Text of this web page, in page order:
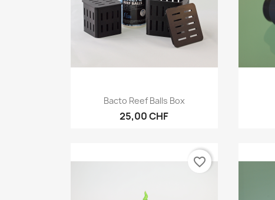
 Vorschau
Bacto Reef Balls Box
25,00 CHF
favorite_border